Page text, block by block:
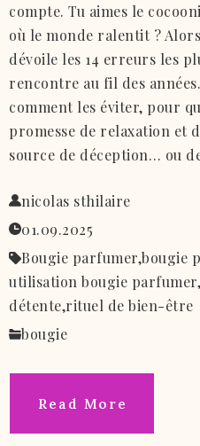
compte. Tu aimes le
où le monde ralentit ?
dévoile les 14 erreurs les
rencontre au fil des
comment les éviter, pour
promesse de relaxation et
source de déception… ou
nicolas sthilaire
01.09.2025
Bougie parfumer,bougie
utilisation bougie parfumer,
détente,rituel de bien-être
bougie
Read More